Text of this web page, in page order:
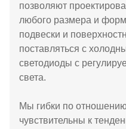
позволяют
любого размера и
подвески и
поставляться с
светодиоды с
света.
Мы гибки по
чувствительны к